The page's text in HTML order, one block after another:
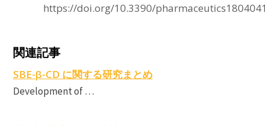
https://doi.org/10.3390/
関連記事
SBE-β-CD に関する研究まとめ
Development of …